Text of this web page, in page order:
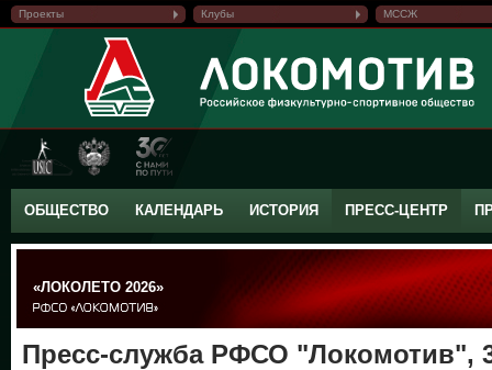
Проекты Клубы МССЖ
ОБЩЕСТВО КАЛЕНДАРЬ ИСТОРИЯ ПРЕСС-ЦЕНТР
«ЛОКОЛЕТО 2026»
Пресс-служба РФСО "Локомотив",